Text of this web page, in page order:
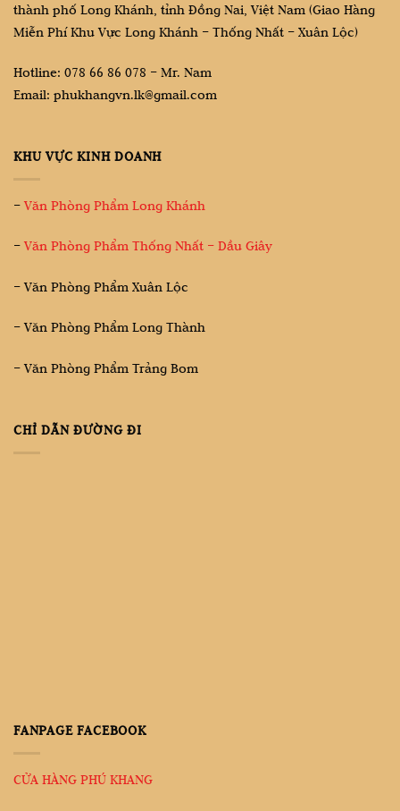
thành phố Long Khánh, tỉnh Đồng Nai, Việt Nam (Giao Hàng
Miễn Phí Khu Vực Long Khánh – Thống Nhất – Xuân Lộc)
Hotline: 078 66 86 078 – Mr. Nam
Email: phukhangvn.lk@gmail.com
KHU VỰC KINH DOANH
–Văn Phòng Phẩm Long Khánh
–Văn Phòng Phẩm Thống Nhất – Dầu Giây
– Văn Phòng Phẩm Xuân Lộc
– Văn Phòng Phẩm Long Thành
– Văn Phòng Phẩm Trảng Bom
CHỈ DẪN ĐƯỜNG ĐI
FANPAGE FACEBOOK
CỬA HÀNG PHÚ KHANG